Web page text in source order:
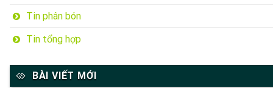
Tin phân bón
Tin tổng hợp
BÀI VIẾT MỚI